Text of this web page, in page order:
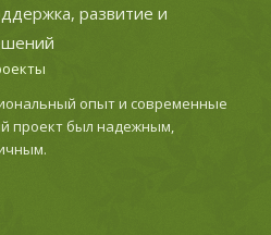
развитие и
опыт и современные
проект был надежным,